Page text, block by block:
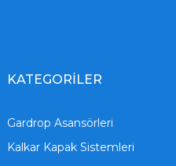
KATEGORİLER
Gardrop Asansörleri
Kalkar Kapak Sistemleri